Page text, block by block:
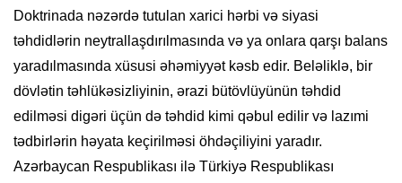
Doktrinada nəzərdə tutulan xarici hərbi və siyasi
təhdidlərin neytrallaşdırılmasında və ya onlara qarşı balans
yaradılmasında xüsusi əhəmiyyət kəsb edir. Beləliklə, bir
dövlətin təhlükəsizliyinin, ərazi bütövlüyünün təhdid
edilməsi digəri üçün də təhdid kimi qəbul edilir və lazımi
tədbirlərin həyata keçirilməsi öhdəçiliyini yaradır.
Azərbaycan Respublikası ilə Türkiyə Respublikası